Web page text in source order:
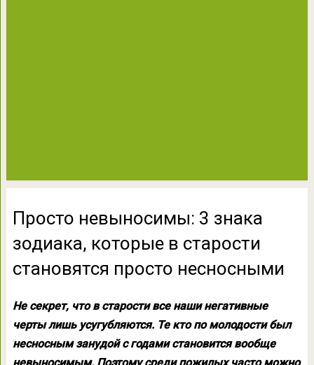
Просто невыносимы: 3 знака
зодиака, которые в старости
становятся просто несносными
Не секрет, что в старости все наши негативные
черты лишь усугубляются. Те кто по молодости был
несносным занудой с годами становится вообще